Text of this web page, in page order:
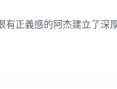
有正義感的阿杰建立了深